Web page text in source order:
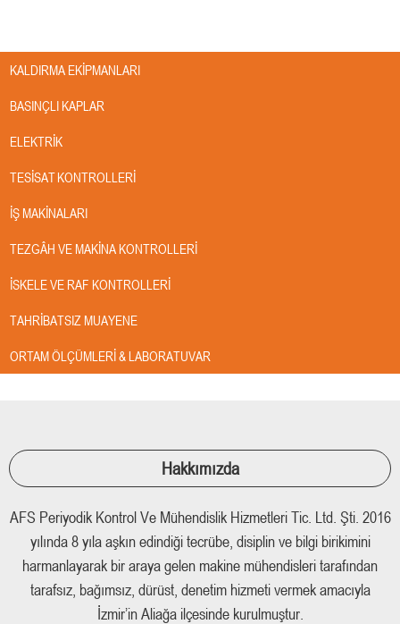
KALDIRMA EKIPMANLARI
BASINÇLI KAPLAR
ELEKTRIK
TESISAT KONTROLLERI
İŞ MAKINALARI
TEZGÂH VE MAKINA KONTROLLERI
İSKELE VE RAF KONTROLLERI
TAHRIBATSIZ MUAYENE
ORTAM ÖLÇÜMLERI & LABORATUVAR
Hakkımızda
AFS Periyodik Kontrol Ve Mühendislik Hizmetleri Tic. Ltd. Şti. 2016
yılında 8 yıla aşkın edindiği tecrübe, disiplin ve bilgi birikimini
harmanlayarak bir araya gelen makine mühendisleri tarafından
tarafsız, bağımsız, dürüst, denetim hizmeti vermek amacıyla
İzmir’in Aliağa ilçesinde kurulmuştur.